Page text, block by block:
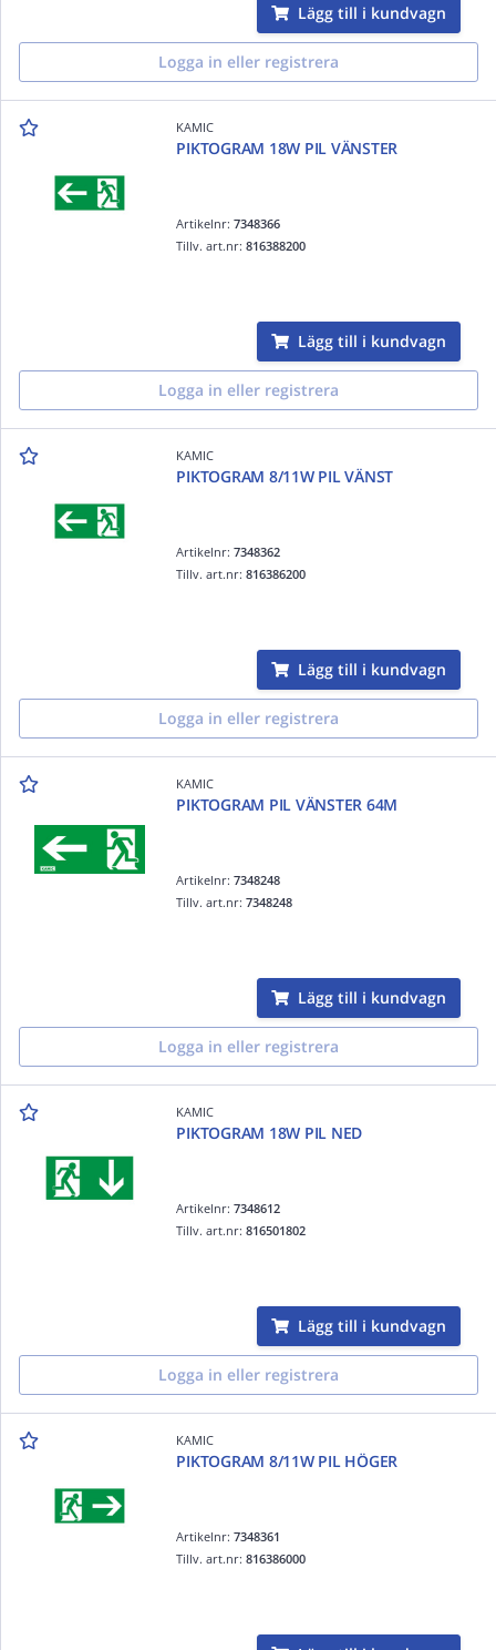
Lägg till i kundvagn
Logga in eller registrera
KAMIC
PIKTOGRAM 18W PIL VÄNSTER
Artikelnr:7348366
Tillv. art.nr:816388200
Lägg till i kundvagn
Logga in eller registrera
KAMIC
PIKTOGRAM 8/11W PIL VÄNST
Artikelnr:7348362
Tillv. art.nr:816386200
Lägg till i kundvagn
Logga in eller registrera
KAMIC
PIKTOGRAM PIL VÄNSTER 64M
Artikelnr:7348248
Tillv. art.nr:7348248
Lägg till i kundvagn
Logga in eller registrera
KAMIC
PIKTOGRAM 18W PIL NED
Artikelnr:7348612
Tillv. art.nr:816501802
Lägg till i kundvagn
Logga in eller registrera
KAMIC
PIKTOGRAM 8/11W PIL HÖGER
Artikelnr:7348361
Tillv. art.nr:816386000